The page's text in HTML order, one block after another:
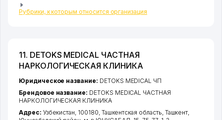
Рубрики, к которым относится организация
11. DETOKS MEDICAL ЧАСТНАЯ
НАРКОЛОГИЧЕСКАЯ КЛИНИКА
Юридическое название: DETOKS MEDICAL ЧП
Брендовое название: DETOKS MEDICAL ЧАСТНАЯ
НАРКОЛОГИЧЕСКАЯ КЛИНИКА
Адрес: Узбекистан, 100180, Ташкентская область, Ташкент,